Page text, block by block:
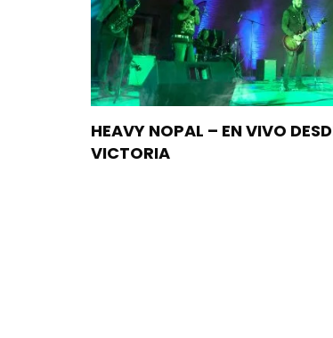
HEAVY NOPAL – EN VIVO
VICTORIA